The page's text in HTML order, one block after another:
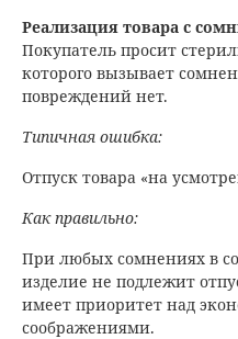
Реализация товара с
Покупатель просит
которого вызывает
повреждений нет.
Типичная ошибка:
Отпуск товара «на
Как правильно:
При любых сомнениях в
изделие не подлежит
имеет приоритет над
соображениями.